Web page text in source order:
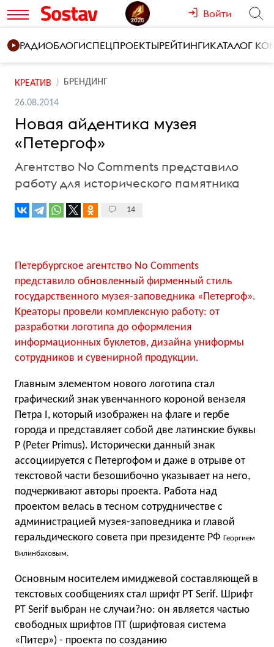
Войти
РАДИОБЛОГИСПЕЦПРОЕКТЫРЕЙТИНГИКАТАЛОГ
КРЕАТИВ БРЕНДИНГ
26.08.2014
Новая айдентика музея
«Петергоф»
Агентство No Comments представило
работу для исторического памятника
14
Петербургское агентство No Comments
представило обновленный фирменный стиль
государственного музея-заповедника «Петергоф».
Креаторы провели комплексную работу: от
разработки логотипа до оформления
информационных буклетов, дизайна униформы
сотрудников и сувенирной продукции.
Главным элементом нового логотипа стал
графический знак увенчанного короной вензеля
Петра I, который изображен на флаге и гербе
города и представляет собой две латинские буквы
P (Peter Primus). Исторически данный знак
ассоциируется с Петергофом и даже в отрыве от
текстовой части безошибочно указывает на него,
подчеркивают авторы проекта. Работа над
проектом велась в тесном сотрудничестве с
администрацией музея-заповедника и главой
геральдического совета при президенте РФ Георгием
Вилинбаховым.
Основным носителем имиджевой составляющей в
текстовых сообщениях стал шрифт PT Serif. Шрифт
PT Serif выбран не случаи?но: он является частью
свободных шрифтов ПТ (шрифтовая система
«Питер») - проекта по созданию